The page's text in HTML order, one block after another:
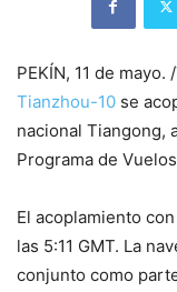
PEKÍN, 11 de mayo.
Tianzhou-10 se
nacional Tiangong,
Programa de
El acoplamiento
las 5:11 GMT. La
conjunto como